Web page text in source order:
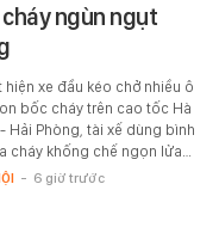
ngùn ngụt
hiện xe đầu kéo chở nhiều ô
bốc cháy trên cao tốc Hà
Hải Phòng, tài xế dùng bình
cháy khống chế ngọn lửa…
- 6 giờ trước